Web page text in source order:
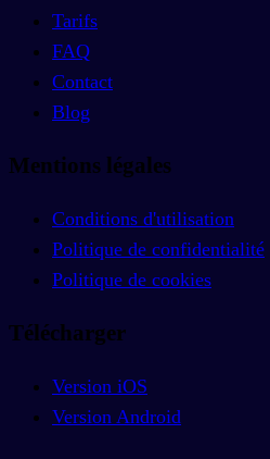
Tarifs
FAQ
Contact
Blog
Mentions légales
Conditions d'utilisation
Politique de confidentialité
Politique de cookies
Télécharger
Version iOS
Version Android